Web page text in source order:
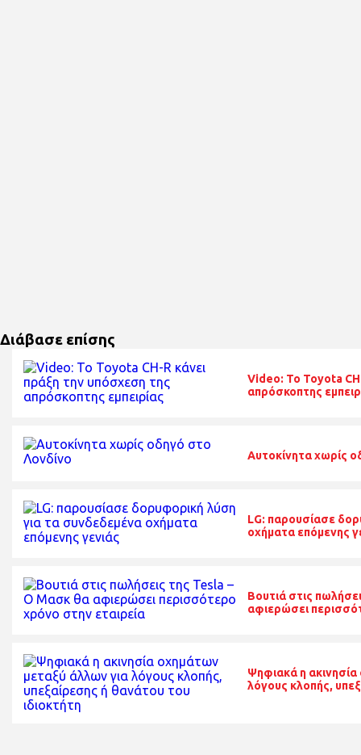
Διάβασε επίσης
Video: Το Toyota
απρόσκοπτης
Αυτοκίνητα χωρίς
LG: παρουσίασε
οχήματα επόμενης
Βουτιά στις
αφιερώσει
Ψηφιακά η
λόγους κλοπής,